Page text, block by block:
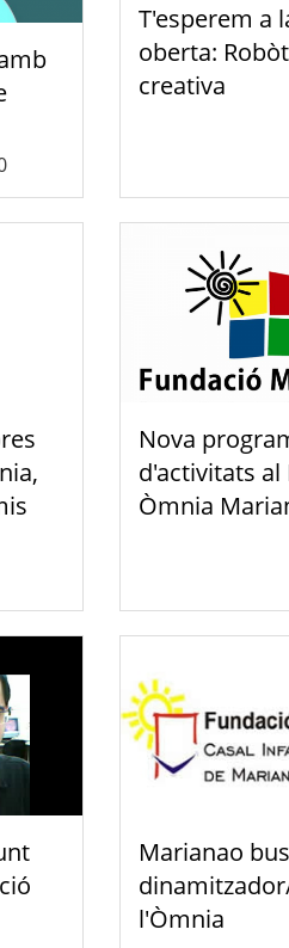
T'esperem a
oberta:
creativa
Nova
d'activitats al
Òmnia
Marianao
l'Òmnia